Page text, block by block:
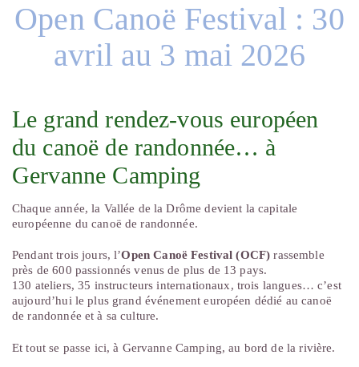
Open Canoë Festival : 30
avril au 3 mai 2026
Le grand rendez-vous européen
du canoë de randonnée… à
Gervanne Camping
Chaque année, la Vallée de la Drôme devient la capitale
européenne du canoë de randonnée.
Pendant trois jours, l’Open Canoë Festival (OCF) rassemble
près de 600 passionnés venus de plus de 13 pays.
130 ateliers, 35 instructeurs internationaux, trois langues… c’est
aujourd’hui le plus grand événement européen dédié au canoë
de randonnée et à sa culture.
Et tout se passe ici, à Gervanne Camping, au bord de la rivière.